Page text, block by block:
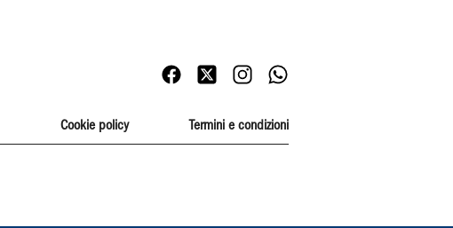
Cookie policy Termini e condizioni